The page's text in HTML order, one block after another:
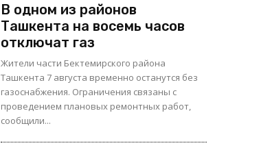
В одном из районов
Ташкента на восемь часов
отключат газ
Жители части Бектемирского района
Ташкента 7 августа временно останутся без
газоснабжения. Ограничения связаны с
проведением плановых ремонтных работ,
сообщили...